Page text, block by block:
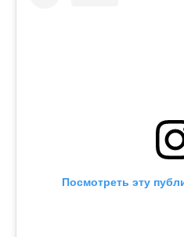
Посмотреть эту